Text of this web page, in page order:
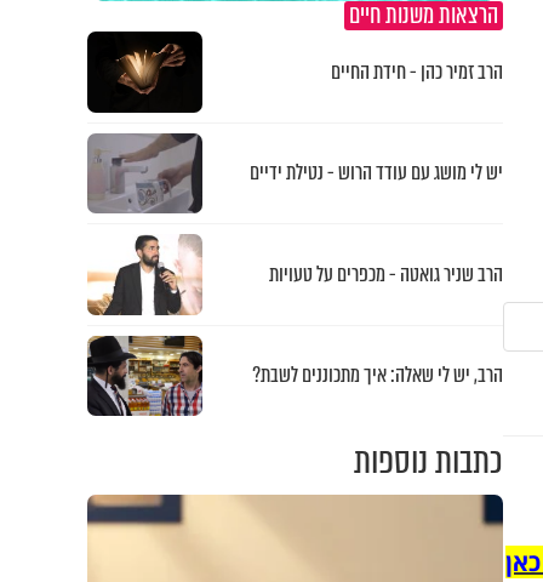
הרצאות משנות חיים
הרב זמיר כהן - חידת החיים
יש לי מושג עם עודד הרוש - נטילת ידיים
הרב שניר גואטה - מכפרים על טעויות
הרב, יש לי שאלה: איך מתכוננים לשבת?
כתבות נוספות